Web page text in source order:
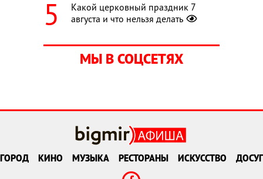
Какой церковный праздник 7
августа и что нельзя делать
МЫ В СОЦСЕТЯХ
ГОРОД КИНО МУЗЫКА РЕСТОРАНЫ ИСКУССТВО ДОСУГ